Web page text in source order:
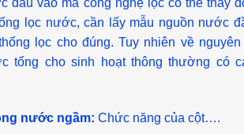
đầu vào mà công nghệ lọc có thể thay
lọc nước, cần lấy mẫu nguồn nước
lọc cho đúng. Tuy nhiên về nguyên
tổng cho sinh hoạt thông thường có
nước ngầm: Chức năng của cột….